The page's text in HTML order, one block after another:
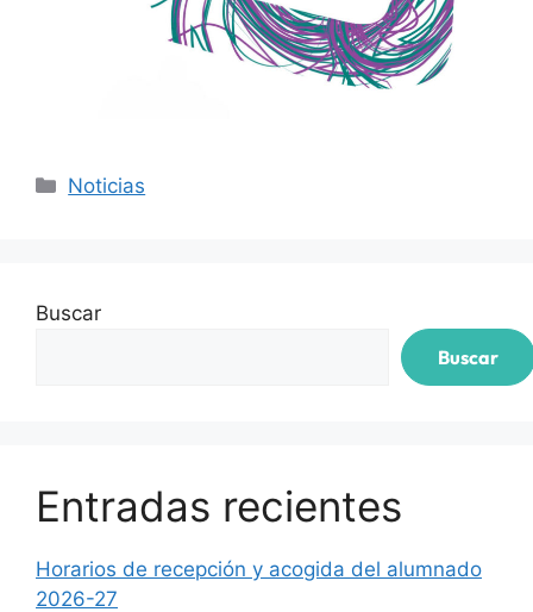
Noticias
Buscar
Buscar
Entradas recientes
Horarios de recepción y acogida del alumnado
2026-27